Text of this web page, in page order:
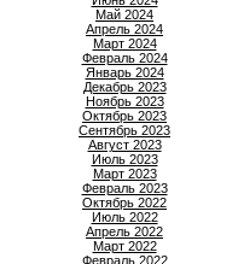
Май 2024
Апрель 2024
Март 2024
Февраль 2024
Январь 2024
Декабрь 2023
Ноябрь 2023
Октябрь 2023
Сентябрь 2023
Август 2023
Июль 2023
Март 2023
Февраль 2023
Октябрь 2022
Июль 2022
Апрель 2022
Март 2022
Февраль 2022